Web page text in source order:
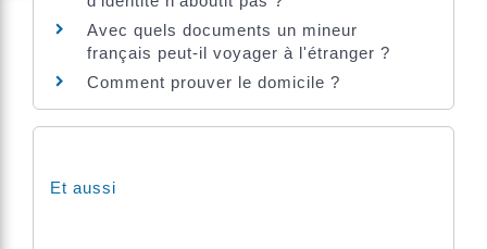
Avec quels documents un mineur
français peut-il voyager à l'étranger ?
Comment prouver le domicile ?
Et aussi